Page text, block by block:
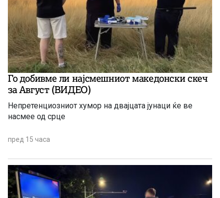
Го добивме ли најсмешниот македонски скеч
за Август (ВИДЕО)
Непретенциозниот хумор на двајцата јунаци ќе ве
насмее од срце
пред 15 часа